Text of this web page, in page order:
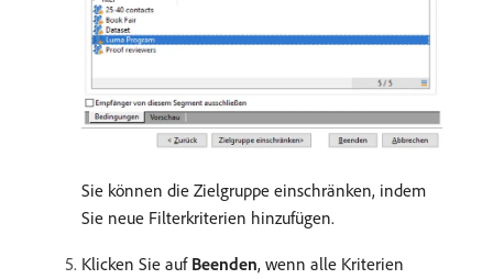
Sie können die Zielgruppe einschränken, indem
Sie neue Filterkriterien hinzufügen.
Klicken Sie auf Beenden, wenn alle Kriterien